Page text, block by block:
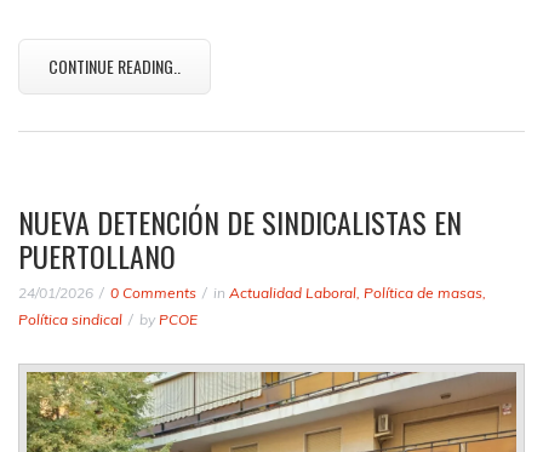
CONTINUE READING..
NUEVA DETENCIÓN DE SINDICALISTAS EN
PUERTOLLANO
24/01/2026 0 Comments in Actualidad Laboral, Política de masas,
Política sindical
by PCOE